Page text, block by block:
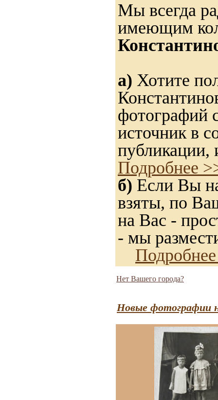
Мы всегда
имеющим
а) Хотите
фотографий
источник в
публикации,
Подробнее
б) Если Вы
взяты, по
на Вас -
- мы
Нет Вашего города?
Новые фотографии